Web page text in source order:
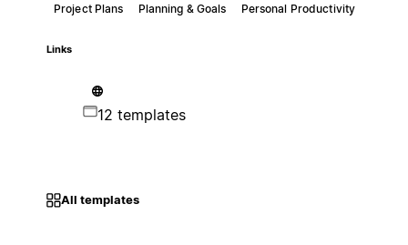
Project Plans Planning & Goals Personal Productivity
Links
12 templates
All templates